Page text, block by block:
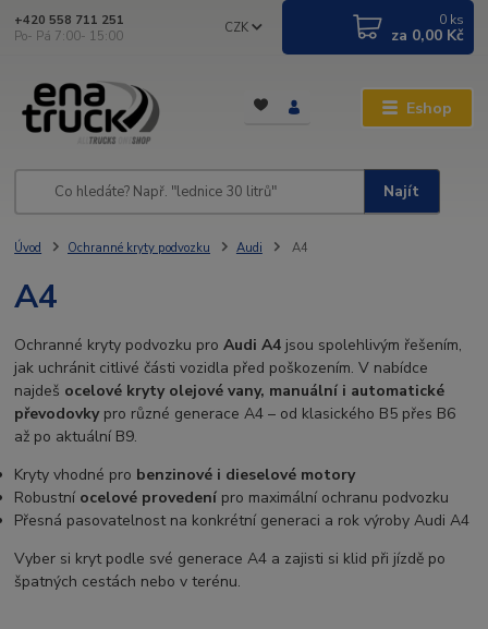
Eshop
CZK
Najít
+420 558 711 251
Po- Pá 7:00- 15:00
0 ks
za 0,00 Kč
Úvod Ochranné kryty podvozku Audi A4
A4
Ochranné kryty podvozku proAudi A4 jsou spolehlivým řešením,
jak uchránit citlivé části vozidla před poškozením. V nabídce
najdeš ocelové kryty olejové vany, manuální i automatické
převodovkypro různé generace A4 – od klasického B5 přes B6
až po aktuální B9.
Kryty vhodné pro benzinové i dieselové motory
Robustní ocelové provedení pro maximální ochranu podvozku
Přesná pasovatelnost na konkrétní generaci a rok výroby Audi A4
Vyber si kryt podle své generace A4 a zajisti si klid při jízdě po
špatných cestách nebo v terénu.